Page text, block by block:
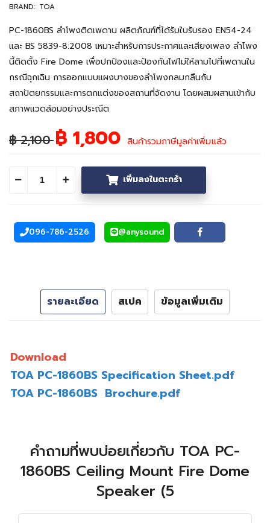
BRAND: TOA
PC-1860BS ลำโพงติดเพดาน ผลิตภัณฑ์ที่ได้รับใบรับรอง EN54-24
และ BS 5839-8:2008 เหมาะสำหรับการประกาศและเสียงเพลง ลำโพง
นี้ติดตั้ง Fire Dome เพื่อปกป้องและป้องกันไฟไม่ให้ลามไปที่เพดานใน
กรณีฉุกเฉิน การออกแบบแผงบางของลำโพงกลมกลืนกับ
สถาปัตยกรรมและการตกแต่งของสถานที่จัดงาน โดยผสมผสานเข้ากับ
สภาพแวดล้อมอย่างประณีต
฿ 2,100฿ 1,800 สินค้ารวมภาษีมูลค่าเพิ่มแล้ว
ลดจำนวน เพิ่มจำนวน เพิ่มลงในตะกร้า
096-786-2526
โทรศัพท์
@anysound
Line Facebook
รายละเอียด สเปค ข้อมูลเพิ่มเติม
Download
TOA PC-1860BS Specification Sheet.pdf
TOA PC-1860BS Brochure.pdf
คำถามที่พบบ่อยเกี่ยวกับ TOA PC-
1860BS Ceiling Mount Fire Dome
Speaker (5